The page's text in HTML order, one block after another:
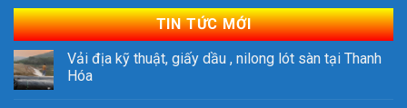
TIN TỨC MỚI
Vải địa kỹ thuật, giấy dầu , nilong lót sàn tại Thanh
Hóa